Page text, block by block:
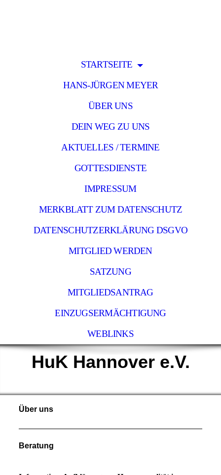
STARTSEITE
HANS-JÜRGEN MEYER
ÜBER UNS
DEIN WEG ZU UNS
AKTUELLES / TERMINE
GOTTESDIENSTE
IMPRESSUM
MERKBLATT ZUM DATENSCHUTZ
DATENSCHUTZERKLÄRUNG DSGVO
MITGLIED WERDEN
SATZUNG
MITGLIEDSANTRAG
EINZUGSERMÄCHTIGUNG
WEBLINKS
HuK Hannover e.V.
Über uns
Beratung